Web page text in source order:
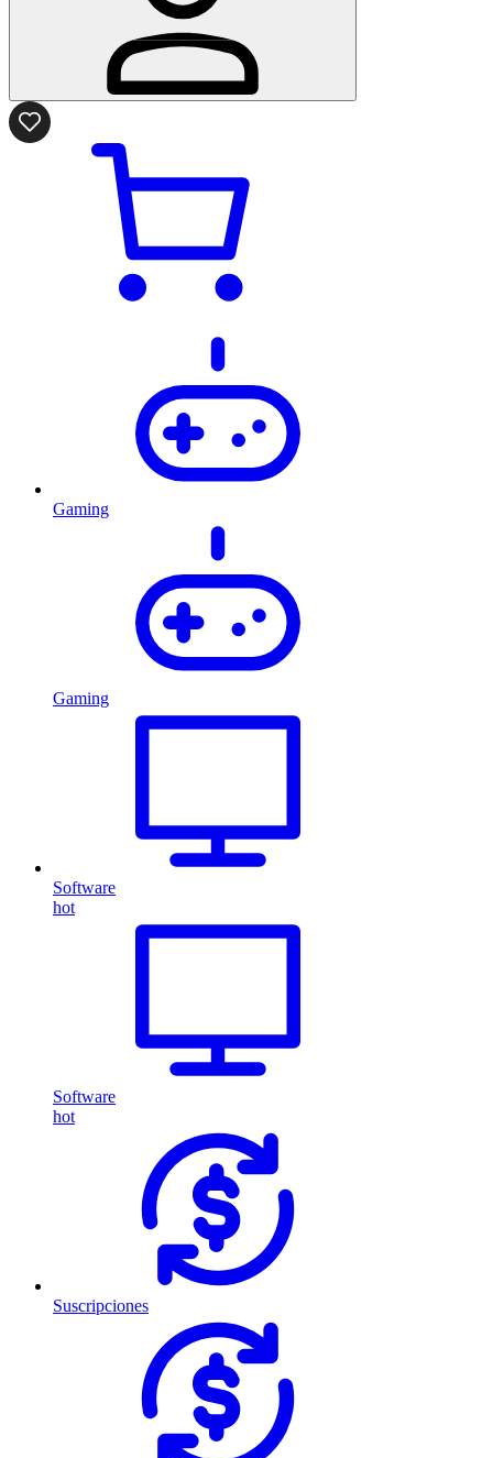
Gaming
Gaming
Software
hot
Software
hot
Suscripciones